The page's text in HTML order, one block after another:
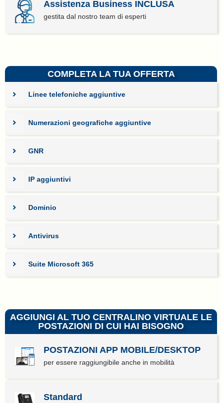
Assistenza Business INCLUSA
gestita dal nostro team di esperti
COMPLETA LA TUA OFFERTA
Linee telefoniche aggiuntive
Numerazioni geografiche aggiuntive
GNR
IP aggiuntivi
Dominio
Antivirus
Suite Microsoft 365
AGGIUNGI AL TUO CENTRALINO VIRTUALE LE
POSTAZIONI DI CUI HAI BISOGNO
POSTAZIONI APP MOBILE/DESKTOP
per essere raggiungibile anche in mobilità
Standard